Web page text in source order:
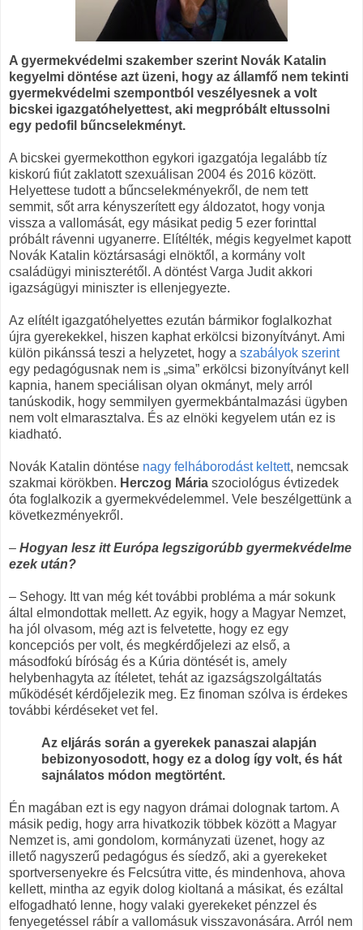
A gyermekvédelmi szakember szerint Novák Katalin
kegyelmi döntése azt üzeni, hogy az államfő nem tekinti
gyermekvédelmi szempontból veszélyesnek a volt
bicskei igazgatóhelyettest, aki megpróbált eltussolni
egy pedofil bűncselekményt.
A bicskei gyermekotthon egykori igazgatója legalább tíz
kiskorú fiút zaklatott szexuálisan 2004 és 2016 között.
Helyettese tudott a bűncselekményekről, de nem tett
semmit, sőt arra kényszerített egy áldozatot, hogy vonja
vissza a vallomását, egy másikat pedig 5 ezer forinttal
próbált rávenni ugyanerre. Elítélték, mégis kegyelmet kapott
Novák Katalin köztársasági elnöktől, a kormány volt
családügyi miniszterétől. A döntést Varga Judit akkori
igazságügyi miniszter is ellenjegyezte.
Az elítélt igazgatóhelyettes ezután bármikor foglalkozhat
újra gyerekekkel, hiszen kaphat erkölcsi bizonyítványt. Ami
külön pikánssá teszi a helyzetet, hogy a szabályok szerint
egy pedagógusnak nem is „sima” erkölcsi bizonyítványt kell
kapnia, hanem speciálisan olyan okmányt, mely arról
tanúskodik, hogy semmilyen gyermekbántalmazási ügyben
nem volt elmarasztalva. És az elnöki kegyelem után ez is
kiadható.
Novák Katalin döntése nagy felháborodást keltett, nemcsak
szakmai körökben. Herczog Mária szociológus évtizedek
óta foglalkozik a gyermekvédelemmel. Vele beszélgettünk a
következményekről.
– Hogyan lesz itt Európa legszigorúbb gyermekvédelme
ezek után?
– Sehogy. Itt van még két további probléma a már sokunk
által elmondottak mellett. Az egyik, hogy a Magyar Nemzet,
ha jól olvasom, még azt is felvetette, hogy ez egy
koncepciós per volt, és megkérdőjelezi az első, a
másodfokú bíróság és a Kúria döntését is, amely
helybenhagyta az ítéletet, tehát az igazságszolgáltatás
működését kérdőjelezik meg. Ez finoman szólva is érdekes
további kérdéseket vet fel.
Az eljárás során a gyerekek panaszai alapján
bebizonyosodott, hogy ez a dolog így volt, és hát
sajnálatos módon megtörtént.
Én magában ezt is egy nagyon drámai dolognak tartom. A
másik pedig, hogy arra hivatkozik többek között a Magyar
Nemzet is, ami gondolom, kormányzati üzenet, hogy az
illető nagyszerű pedagógus és síedző, aki a gyerekeket
sportversenyekre és Felcsútra vitte, és mindenhova, ahova
kellett, mintha az egyik dolog kioltaná a másikat, és ezáltal
elfogadható lenne, hogy valaki gyerekeket pénzzel és
fenyegetéssel rábír a vallomásuk visszavonására. Arról nem